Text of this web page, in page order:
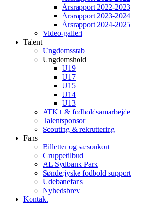
Årsrapport 2022-2023
Årsrapport 2023-2024
Årsrapport 2024-2025
Video-galleri
Talent
Ungdomsstab
Ungdomshold
U19
U17
U15
U14
U13
ATK+ & fodboldsamarbejde
Talentsponsor
Scouting & rekruttering
Fans
Billetter og sæsonkort
Gruppetilbud
AL Sydbank Park
Sønderjyske fodbold support
Udebanefans
Nyhedsbrev
Kontakt